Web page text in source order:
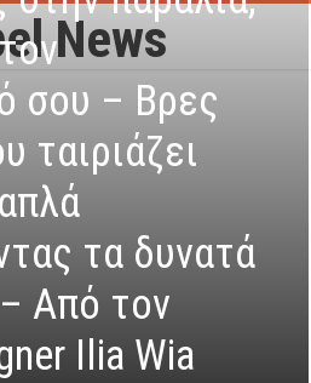
σου – Βρες
ταιριάζει
τα δυνατά
Από τον
Ilia Wia